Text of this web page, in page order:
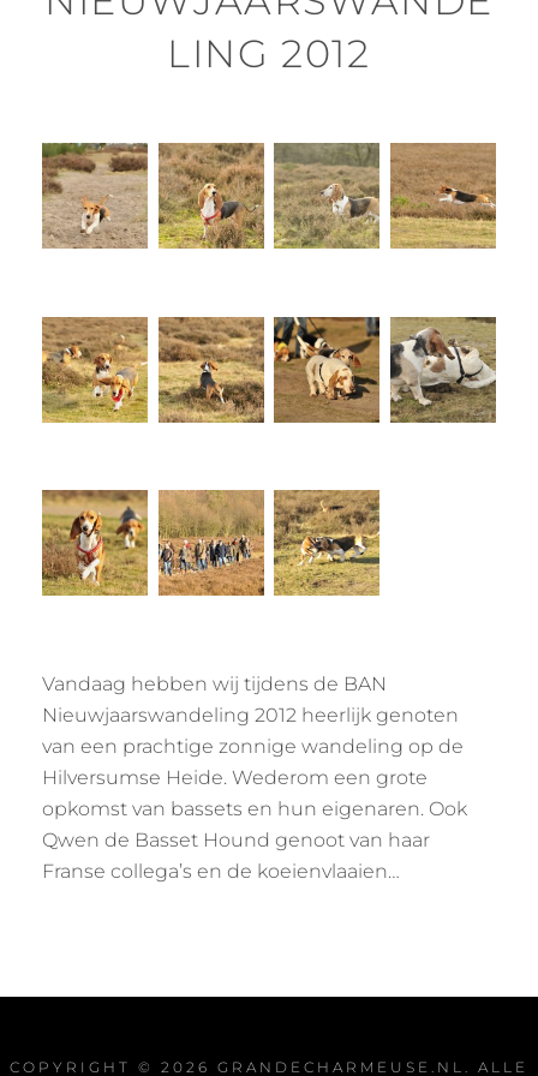
LING 2012
Vandaag hebben wij tijdens de BAN
Nieuwjaarswandeling 2012 heerlijk genoten
van een prachtige zonnige wandeling op de
Hilversumse Heide. Wederom een grote
opkomst van bassets en hun eigenaren. Ook
Qwen de Basset Hound genoot van haar
Franse collega’s en de koeienvlaaien…
COPYRIGHT © 2026 GRANDECHARMEUSE.NL . ALLE